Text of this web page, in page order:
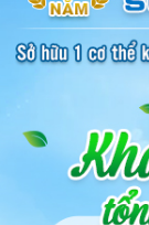
PHỤ KHOA